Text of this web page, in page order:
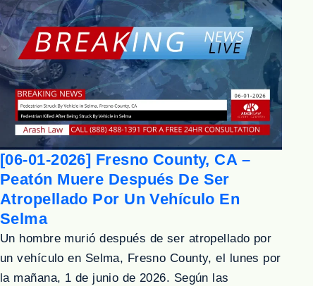
[06-01-2026] Fresno County, CA –
Peatón Muere Después De Ser
Atropellado Por Un Vehículo En
Selma
Un hombre murió después de ser atropellado por
un vehículo en Selma, Fresno County, el lunes por
la mañana, 1 de junio de 2026. Según las